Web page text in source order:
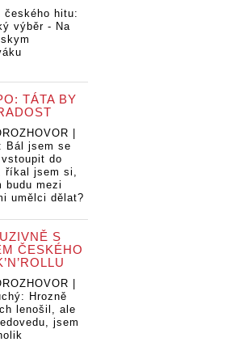
neúspěšného
(27.): Noty
českého hitu:
výběr - Na
TÁTA BY
|
Bál jsem se
vstoupit do
říkal jsem si,
budu mezi
umělci dělat?
S
ČESKÉHO
|
Hrozně
lenošil, ale
jsem